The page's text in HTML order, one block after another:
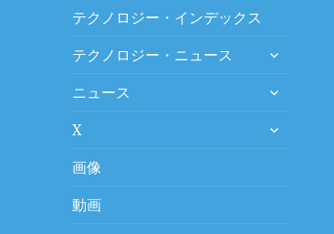
テクノロジー・インデックス
テクノロジー・ニュース
expand
menu
ニュース
expand
menu
X
expand
画像
動画